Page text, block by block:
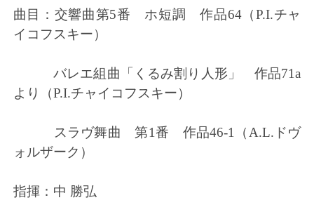
曲目：交響曲第5番 ホ短調 作品64（P.I.チャ
イコフスキー）
バレエ組曲「くるみ割り人形」 作品71a
より（P.I.チャイコフスキー）
スラヴ舞曲 第1番 作品46-1（A.L.ドヴ
ォルザーク）
指揮：中 勝弘